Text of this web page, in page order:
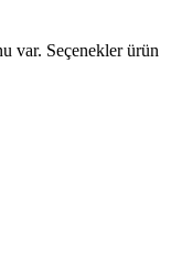
var. Seçenekler ürün